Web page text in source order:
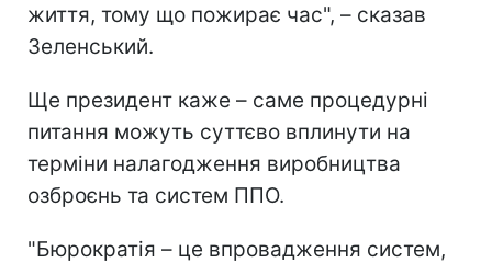
життя, тому що пожирає час", – сказав
Зеленський.
Ще президент каже – саме процедурні
питання можуть суттєво вплинути на
терміни налагодження виробництва
озброєнь та систем ППО.
"Бюрократія – це впровадження систем,